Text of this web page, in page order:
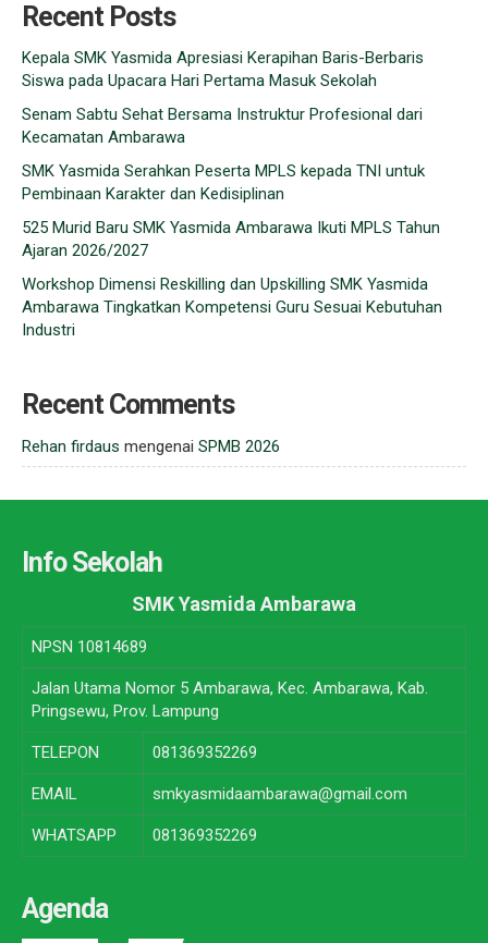
Recent Posts
Kepala SMK Yasmida Apresiasi Kerapihan Baris-Berbaris
Siswa pada Upacara Hari Pertama Masuk Sekolah
Senam Sabtu Sehat Bersama Instruktur Profesional dari
Kecamatan Ambarawa
SMK Yasmida Serahkan Peserta MPLS kepada TNI untuk
Pembinaan Karakter dan Kedisiplinan
525 Murid Baru SMK Yasmida Ambarawa Ikuti MPLS Tahun
Ajaran 2026/2027
Workshop Dimensi Reskilling dan Upskilling SMK Yasmida
Ambarawa Tingkatkan Kompetensi Guru Sesuai Kebutuhan
Industri
Recent Comments
Rehan firdaus mengenai SPMB 2026
Info Sekolah
SMK Yasmida Ambarawa
NPSN 10814689
Jalan Utama Nomor 5 Ambarawa, Kec. Ambarawa, Kab.
Pringsewu, Prov. Lampung
TELEPON 081369352269
EMAIL smkyasmidaambarawa@gmail.com
WHATSAPP 081369352269
Agenda